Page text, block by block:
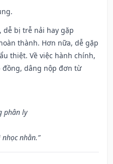
dễ bị trễ nải hay gặp
thành. Hơn nữa, dễ gặp
thiệt. Về việc hành chính,
đồng, dâng nộp đơn từ
phân ly
nhằn.”